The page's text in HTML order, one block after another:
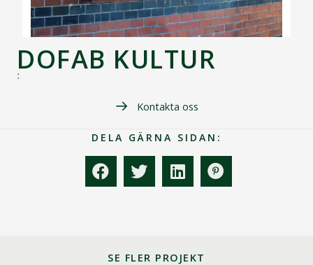
DOFAB KULTUR
:
Kontakta oss
DELA GÄRNA SIDAN:
SE FLER PROJEKT